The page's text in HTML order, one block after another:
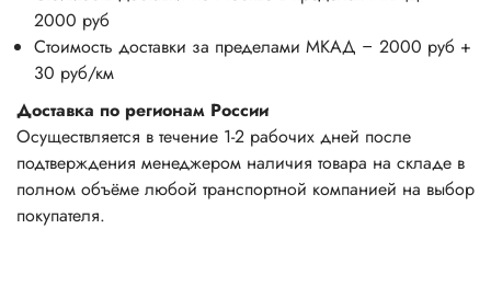
2000 руб
Стоимость доставки за пределами МКАД – 2000 руб +
30 руб/км
Доставка по регионам России
Осуществляется в течение 1-2 рабочих дней после
подтверждения менеджером наличия товара на складе в
полном объёме любой транспортной компанией на выбор
покупателя.